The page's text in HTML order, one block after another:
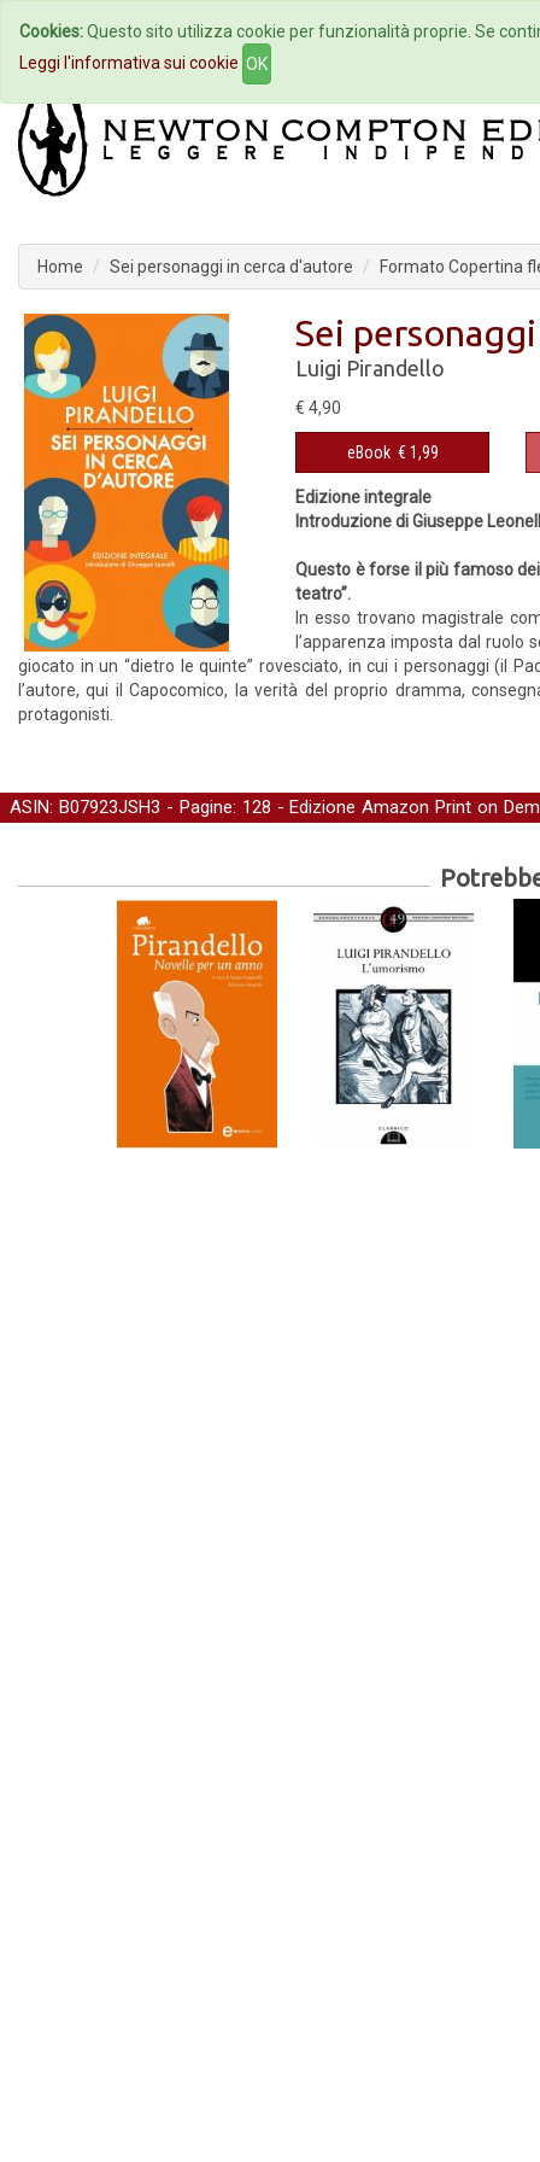
Home Autori Eventi
Home Sei personaggi in cerca d'autore Formato Copertina
Sei
Luigi Pirandello
€ 4,90
eBook € 1,99
Edizione integrale
Introduzione di Giuseppe
Questo è forse il più famoso
teatro”.
In esso trovano magistrale
l’apparenza imposta dal
giocato in un “dietro le quinte” rovesciato, in cui i personaggi (il
l’autore, qui il Capocomico, la verità del proprio dramma,
protagonisti.
ASIN: B07923JSH3 - Pagine: 128 -Edizione Amazon Print on
Cookies:Questo sito utilizza cookie per funzionalità proprie. Se
Leggi l'informativa sui cookie OK